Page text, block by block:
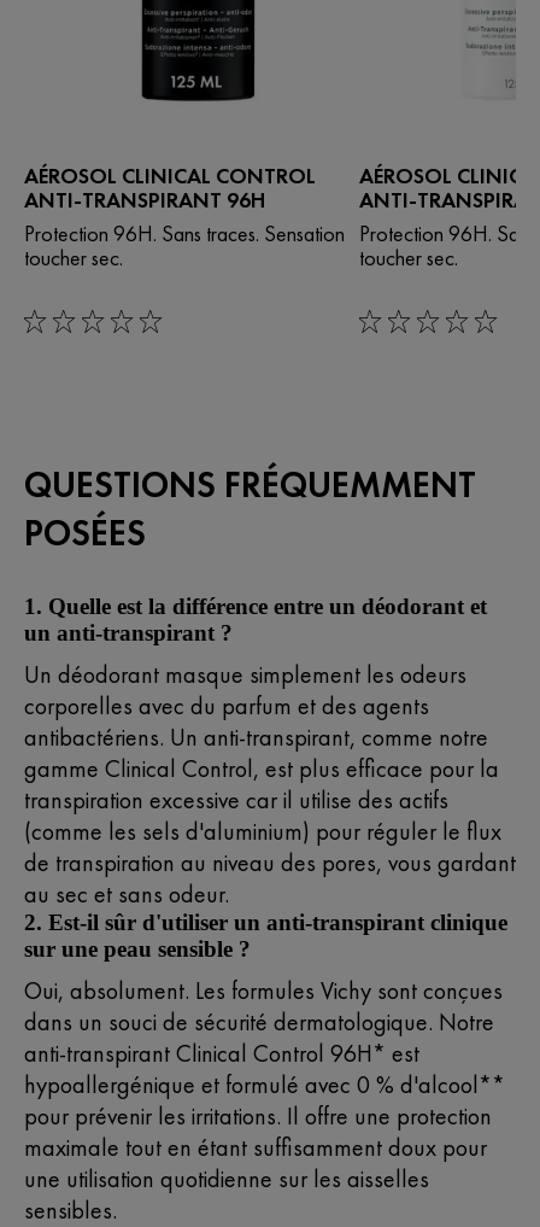
AÉROSOL CLINICAL CONTROL
ANTI-TRANSPIRANT 96H
Protection 96H. Sans traces. Sensation
toucher sec.
rating: 0 out of 5
AÉROSOL
ANTI-
Protection 96H.
toucher sec.
rating: 0 out of 5
QUESTIONS FRÉQUEMMENT
POSÉES
1. Quelle est la différence entre un déodorant et
un anti-transpirant ?
Un déodorant masque simplement les odeurs
corporelles avec du parfum et des agents
antibactériens. Un anti-transpirant, comme notre
gamme Clinical Control, est plus efficace pour la
transpiration excessive car il utilise des actifs
(comme les sels d'aluminium) pour réguler le flux
de transpiration au niveau des pores, vous gardant
au sec et sans odeur.
2. Est-il sûr d'utiliser un anti-transpirant clinique
sur une peau sensible ?
Oui, absolument. Les formules Vichy sont conçues
dans un souci de sécurité dermatologique. Notre
anti-transpirant Clinical Control 96H* est
hypoallergénique et formulé avec 0 % d'alcool**
pour prévenir les irritations. Il offre une protection
maximale tout en étant suffisamment doux pour
une utilisation quotidienne sur les aisselles
sensibles.